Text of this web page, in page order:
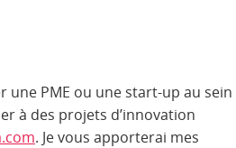
PME ou une start-up au sein
à des projets d’innovation
. Je vous apporterai mes